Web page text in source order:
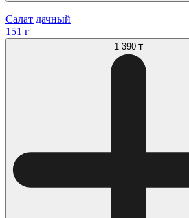
Салат дачный
151 г
1 390 ₸